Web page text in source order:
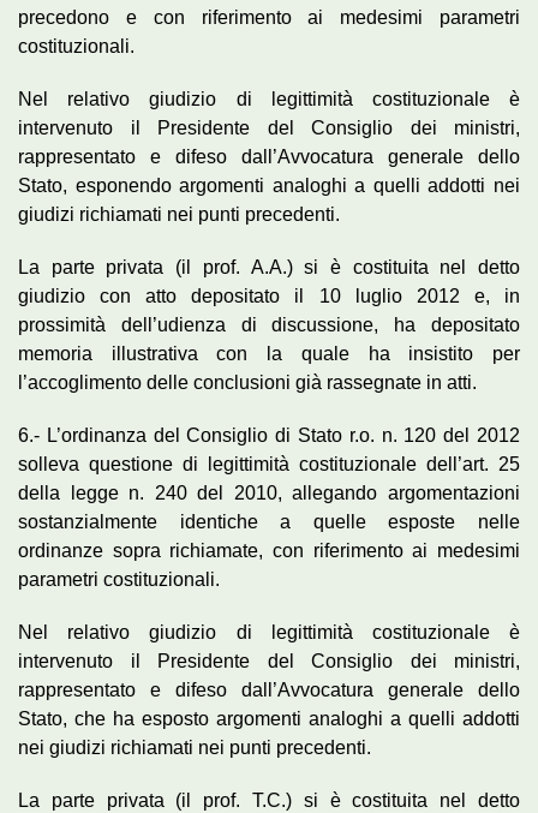
precedono e con riferimento ai medesimi parametri
costituzionali.
Nel relativo giudizio di legittimità costituzionale è
intervenuto il Presidente del Consiglio dei ministri,
rappresentato e difeso dall’Avvocatura generale dello
Stato, esponendo argomenti analoghi a quelli addotti nei
giudizi richiamati nei punti precedenti.
La parte privata (il prof. A.A.) si è costituita nel detto
giudizio con atto depositato il 10 luglio 2012 e, in
prossimità dell’udienza di discussione, ha depositato
memoria illustrativa con la quale ha insistito per
l’accoglimento delle conclusioni già rassegnate in atti.
6.- L’ordinanza del Consiglio di Stato r.o. n. 120 del 2012
solleva questione di legittimità costituzionale dell’art. 25
della legge n. 240 del 2010, allegando argomentazioni
sostanzialmente identiche a quelle esposte nelle
ordinanze sopra richiamate, con riferimento ai medesimi
parametri costituzionali.
Nel relativo giudizio di legittimità costituzionale è
intervenuto il Presidente del Consiglio dei ministri,
rappresentato e difeso dall’Avvocatura generale dello
Stato, che ha esposto argomenti analoghi a quelli addotti
nei giudizi richiamati nei punti precedenti.
La parte privata (il prof. T.C.) si è costituita nel detto